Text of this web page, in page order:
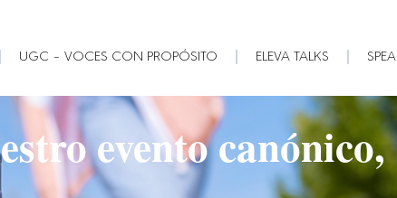
UGC – VOCES CON PROPÓSITO ELEVA TALKS
evento canónico,